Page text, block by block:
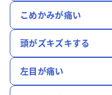
こめかみが痛い
頭がズキズキする
左目が痛い